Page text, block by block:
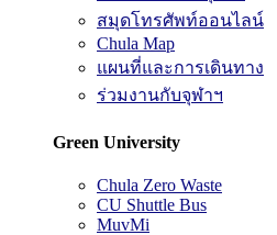
สมุดโทรศัพท์ออนไลน์
Chula Map
แผนที่และการเดินทาง
ร่วมงานกับจุฬาฯ
Green University
Chula Zero Waste
CU Shuttle Bus
MuvMi